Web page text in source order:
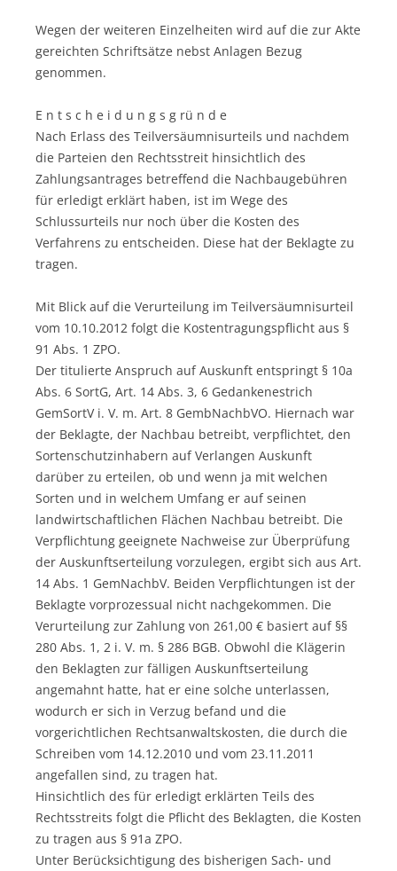
Wegen der weiteren Einzelheiten wird auf die zur Akte
gereichten Schriftsätze nebst Anlagen Bezug
genommen.
E n t s c h e i d u n g s g rü n d e
Nach Erlass des Teilversäumnisurteils und nachdem
die Parteien den Rechtsstreit hinsichtlich des
Zahlungsantrages betreffend die Nachbaugebühren
für erledigt erklärt haben, ist im Wege des
Schlussurteils nur noch über die Kosten des
Verfahrens zu entscheiden. Diese hat der Beklagte zu
tragen.
Mit Blick auf die Verurteilung im Teilversäumnisurteil
vom 10.10.2012 folgt die Kostentragungspflicht aus §
91 Abs. 1 ZPO.
Der titulierte Anspruch auf Auskunft entspringt § 10a
Abs. 6 SortG, Art. 14 Abs. 3, 6 Gedankenestrich
GemSortV i. V. m. Art. 8 GembNachbVO. Hiernach war
der Beklagte, der Nachbau betreibt, verpflichtet, den
Sortenschutzinhabern auf Verlangen Auskunft
darüber zu erteilen, ob und wenn ja mit welchen
Sorten und in welchem Umfang er auf seinen
landwirtschaftlichen Flächen Nachbau betreibt. Die
Verpflichtung geeignete Nachweise zur Überprüfung
der Auskunftserteilung vorzulegen, ergibt sich aus Art.
14 Abs. 1 GemNachbV. Beiden Verpflichtungen ist der
Beklagte vorprozessual nicht nachgekommen. Die
Verurteilung zur Zahlung von 261,00 € basiert auf §§
280 Abs. 1, 2 i. V. m. § 286 BGB. Obwohl die Klägerin
den Beklagten zur fälligen Auskunftserteilung
angemahnt hatte, hat er eine solche unterlassen,
wodurch er sich in Verzug befand und die
vorgerichtlichen Rechtsanwaltskosten, die durch die
Schreiben vom 14.12.2010 und vom 23.11.2011
angefallen sind, zu tragen hat.
Hinsichtlich des für erledigt erklärten Teils des
Rechtsstreits folgt die Pflicht des Beklagten, die Kosten
zu tragen aus § 91a ZPO.
Unter Berücksichtigung des bisherigen Sach- und